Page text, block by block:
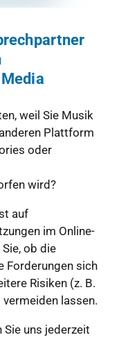
weil Sie Musik
Plattform
oder
wird?
auf
im Online-
ob die
Forderungen sich
Risiken (z. B.
lassen.
uns jederzeit